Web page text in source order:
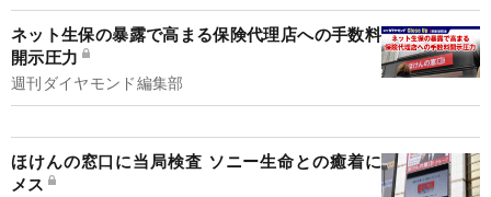
ネット生保の暴露で高まる保険代理店への手数料
開示圧力
週刊ダイヤモンド編集部
ほけんの窓口に当局検査 ソニー生命との癒着に
メス